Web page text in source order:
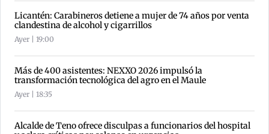
Licantén: Carabineros detiene a mujer de 74 años por venta
clandestina de alcohol y cigarrillos
Ayer | 19:00
Más de 400 asistentes: NEXXO 2026 impulsó la
transformación tecnológica del agro en el Maule
Ayer | 18:35
Alcalde de Teno ofrece disculpas a funcionarios del hospital